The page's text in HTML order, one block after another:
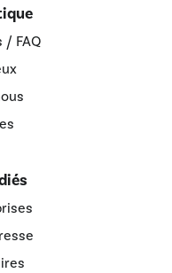
/ FAQ